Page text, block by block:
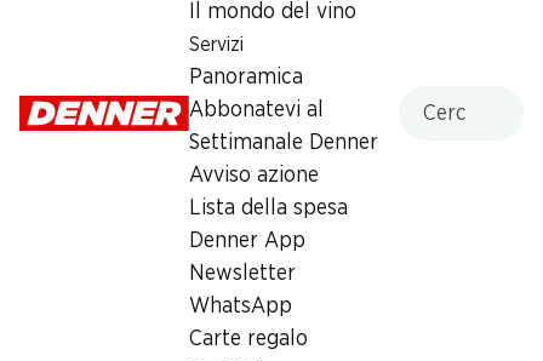
Il mondo del vino
Servizi
Panoramica
Abbonatevi al
Settimanale Denner
Avviso azione
Lista della spesa
Denner App
Newsletter
WhatsApp
Carte regalo
Mercoledì 07:00 - 18:30
Orari di apertura speciali